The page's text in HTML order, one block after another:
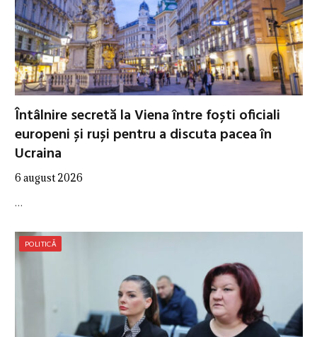
Întâlnire secretă la Viena între foști oficiali
europeni și ruși pentru a discuta pacea în
Ucraina
6 august 2026
…
POLITICĂ